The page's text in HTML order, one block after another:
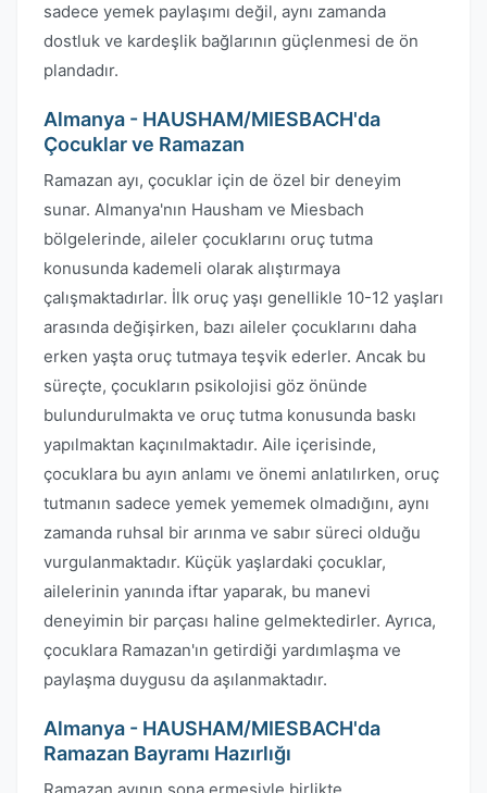
sadece yemek paylaşımı değil, aynı zamanda
dostluk ve kardeşlik bağlarının güçlenmesi de ön
plandadır.
Almanya - HAUSHAM/MIESBACH'da
Çocuklar ve Ramazan
Ramazan ayı, çocuklar için de özel bir deneyim
sunar. Almanya'nın Hausham ve Miesbach
bölgelerinde, aileler çocuklarını oruç tutma
konusunda kademeli olarak alıştırmaya
çalışmaktadırlar. İlk oruç yaşı genellikle 10-12 yaşları
arasında değişirken, bazı aileler çocuklarını daha
erken yaşta oruç tutmaya teşvik ederler. Ancak bu
süreçte, çocukların psikolojisi göz önünde
bulundurulmakta ve oruç tutma konusunda baskı
yapılmaktan kaçınılmaktadır. Aile içerisinde,
çocuklara bu ayın anlamı ve önemi anlatılırken, oruç
tutmanın sadece yemek yememek olmadığını, aynı
zamanda ruhsal bir arınma ve sabır süreci olduğu
vurgulanmaktadır. Küçük yaşlardaki çocuklar,
ailelerinin yanında iftar yaparak, bu manevi
deneyimin bir parçası haline gelmektedirler. Ayrıca,
çocuklara Ramazan'ın getirdiği yardımlaşma ve
paylaşma duygusu da aşılanmaktadır.
Almanya - HAUSHAM/MIESBACH'da
Ramazan Bayramı Hazırlığı